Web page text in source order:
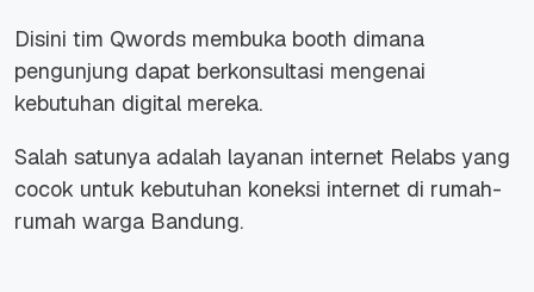
Disini tim Qwords membuka booth dimana
pengunjung dapat berkonsultasi mengenai
kebutuhan digital mereka.
Salah satunya adalah layanan internet Relabs yang
cocok untuk kebutuhan koneksi internet di rumah-
rumah warga Bandung.